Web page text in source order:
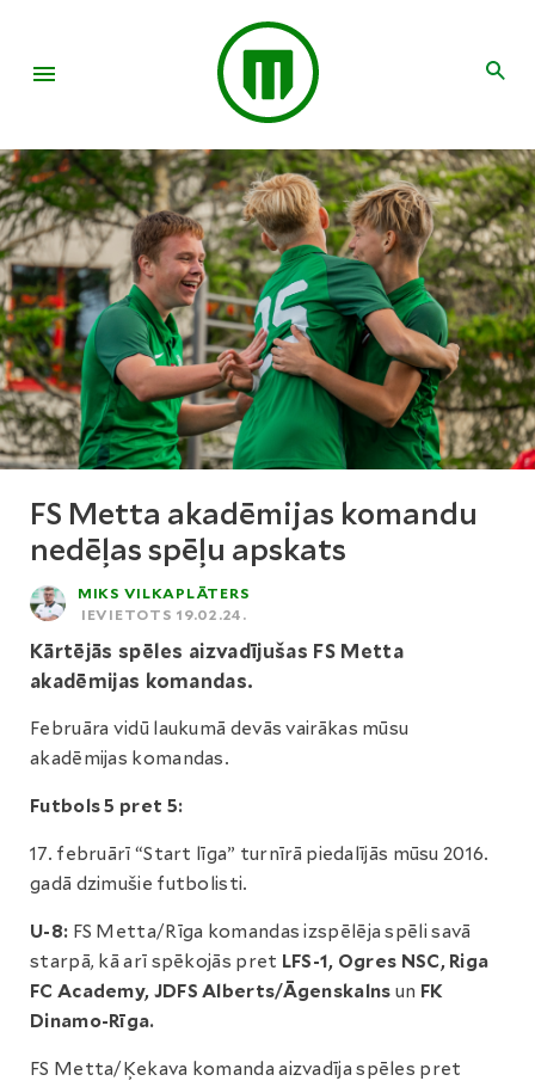
FS Metta akadēmijas komandu
nedēļas spēļu apskats
MIKS VILKAPLĀTERS
IEVIETOTS 19.02.24.
Kārtējās spēles aizvadījušas FS Metta
akadēmijas komandas.
Februāra vidū laukumā devās vairākas mūsu
akadēmijas komandas.
Futbols 5 pret 5:
17. februārī “Start līga” turnīrā piedalījās mūsu 2016.
gadā dzimušie futbolisti.
U-8: FS Metta/Rīga komandas izspēlēja spēli savā
starpā, kā arī spēkojās pret LFS-1, Ogres NSC, Riga
FC Academy, JDFS Alberts/Āgenskalns un FK
Dinamo-Rīga.
FS Metta/Ķekava komanda aizvadīja spēles pret